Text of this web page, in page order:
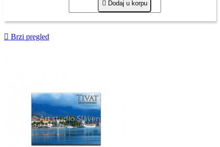
 Dodaj u korpu
 Brzi pregled